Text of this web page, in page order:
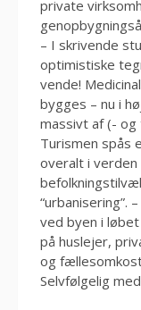
private
– I skrivende
optimistiske
vende!
bygges – nu i
massivt af (- og
Turismen spås
overalt i
“urbanisering”.
ved byen i
på huslejer,
og
Selvfølgelig